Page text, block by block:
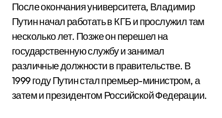
После окончания университета, Владимир
Путин начал работать в КГБ и прослужил там
несколько лет. Позже он перешел на
государственную службу и занимал
различные должности в правительстве. В
1999 году Путин стал премьер-министром, а
затем и президентом Российской Федерации.